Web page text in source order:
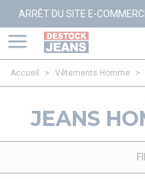
SITE E-COMMERCE AU 27/10/
Accueil > Vêtements Homme >
JEANS